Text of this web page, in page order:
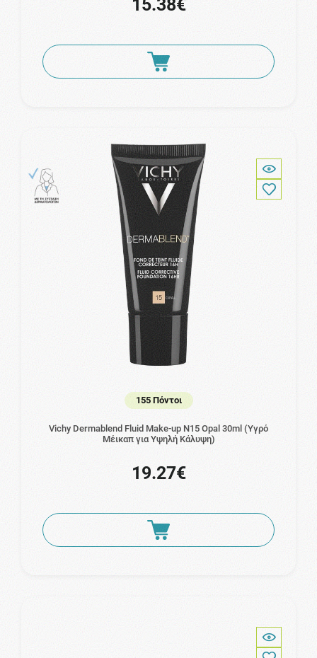
15.38€
155 Πόντοι
Vichy Dermablend Fluid Make-up N15 Opal 30ml (Υγρό
Μέικαπ για Yψηλή Kάλυψη)
19.27€